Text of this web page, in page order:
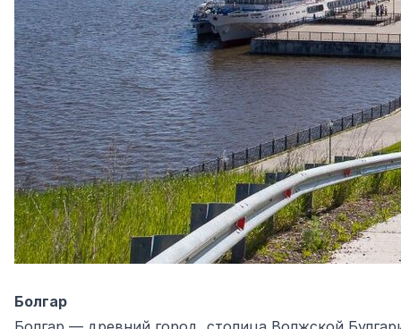
Болгар